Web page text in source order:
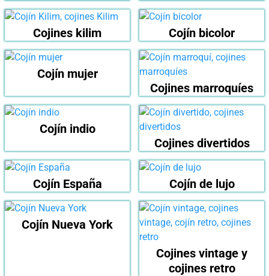
Cojines kilim Cojín bicolor
Cojín mujer
Cojines marroquíes
Cojín indio
Cojines divertidos
Cojín España Cojín de lujo
Cojín Nueva York
Cojines vintage y
cojines retro